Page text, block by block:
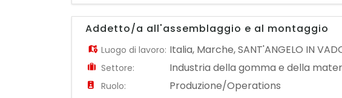
Addetto/a all'assemblaggio e al montaggio
Luogo di lavoro: Italia, Marche,SANT'ANGELO IN
Settore: Industria della gomma e della
Ruolo: Produzione/Operations